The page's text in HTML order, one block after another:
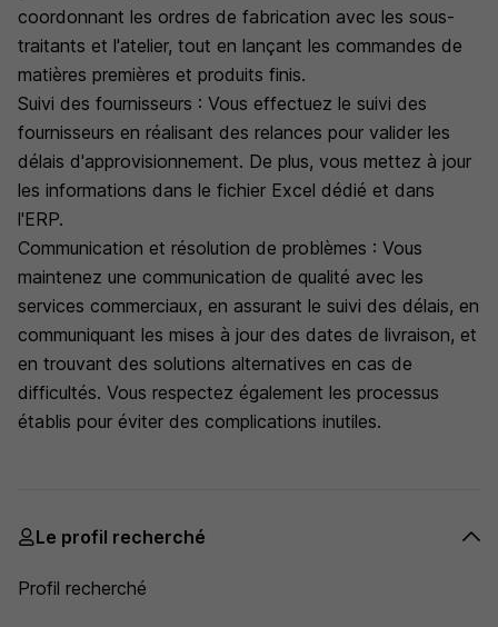
coordonnant les ordres de fabrication avec les sous-
traitants et l'atelier, tout en lançant les commandes de
matières premières et produits finis.
Suivi des fournisseurs : Vous effectuez le suivi des
fournisseurs en réalisant des relances pour valider les
délais d'approvisionnement. De plus, vous mettez à jour
les informations dans le fichier Excel dédié et dans
l'ERP.
Communication et résolution de problèmes : Vous
maintenez une communication de qualité avec les
services commerciaux, en assurant le suivi des délais, en
communiquant les mises à jour des dates de livraison, et
en trouvant des solutions alternatives en cas de
difficultés. Vous respectez également les processus
établis pour éviter des complications inutiles.
Le profil recherché
Profil recherché